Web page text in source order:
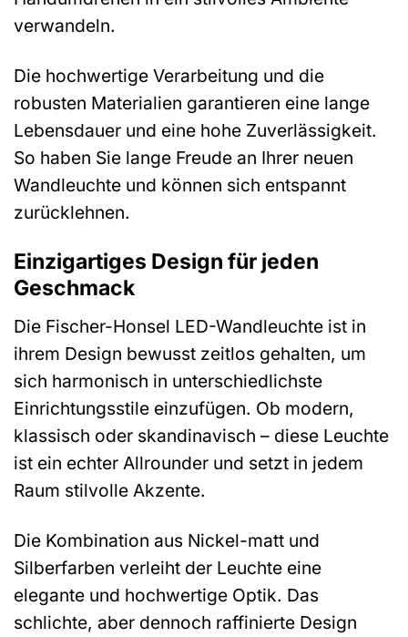
verwandeln.
Die hochwertige Verarbeitung und die
robusten Materialien garantieren eine lange
Lebensdauer und eine hohe Zuverlässigkeit.
So haben Sie lange Freude an Ihrer neuen
Wandleuchte und können sich entspannt
zurücklehnen.
Einzigartiges Design für jeden
Geschmack
Die Fischer-Honsel LED-Wandleuchte ist in
ihrem Design bewusst zeitlos gehalten, um
sich harmonisch in unterschiedlichste
Einrichtungsstile einzufügen. Ob modern,
klassisch oder skandinavisch – diese Leuchte
ist ein echter Allrounder und setzt in jedem
Raum stilvolle Akzente.
Die Kombination aus Nickel-matt und
Silberfarben verleiht der Leuchte eine
elegante und hochwertige Optik. Das
schlichte, aber dennoch raffinierte Design